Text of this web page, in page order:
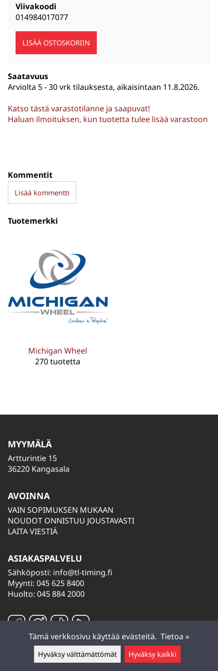
Jätä viesti ▲
Viivakoodi
014984017077
Saatavuus
Arviolta 5 - 30 vrk tilauksesta, aikaisintaan 11.8.2026.
Katso tästä varastotilanne ja saapuvat!
Haluan ilmoituksen, kun tuotetta tulee lisää varastoon
Kommentit
Lisää kommentti
Tuotemerkki
Michigan Wheel
270 tuotetta
MYYMÄLÄ
Artturintie 15
36220 Kangasala
AVOINNA
VAIN SOPIMUKSEN MUKAAN
NOUDOT ONNISTUU JOUSTAVASTI
LAITA VIESTIÄ
ASIAKASPALVELU
Sähköposti: info@tl-timing.fi
Myynti: 045 625 8400
Huolto: 045 884 2000
Tämä verkkosivu käyttää evästeitä. Tietoa »
Hyväksy välttämättömät Hyväksy kaikki